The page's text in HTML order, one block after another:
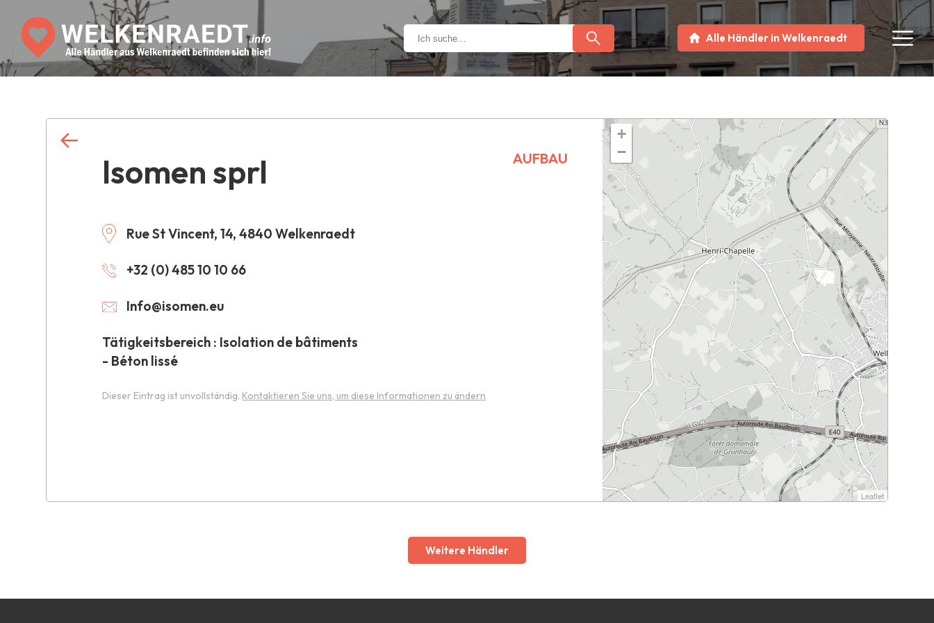
Alle Händler in Welkenraedt
Isomen sprl
Rue St Vincent, 14, 4840 Welkenraedt
+32 (0) 485 10 10 66
Info@isomen.eu
Tätigkeitsbereich : Isolation de bâtiments
- Béton lissé
AUFBAU
Dieser Eintrag ist unvollständig. Kontaktieren Sie uns, um diese Informationen zu ändern
+
−
Leaflet
Weitere Händler